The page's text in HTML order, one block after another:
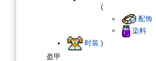
时装
(
配饰
染料
)
盔甲